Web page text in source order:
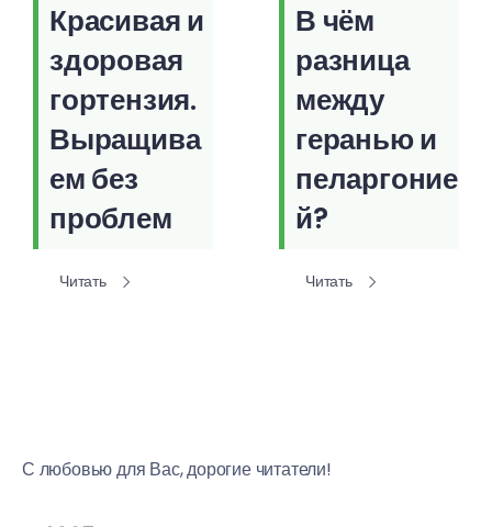
Красивая и
здоровая
гортензия.
Выращива
ем без
проблем
Читать
В чём
разница
между
геранью и
пеларгоние
й?
Читать
С любовью для Вас, дорогие читатели!